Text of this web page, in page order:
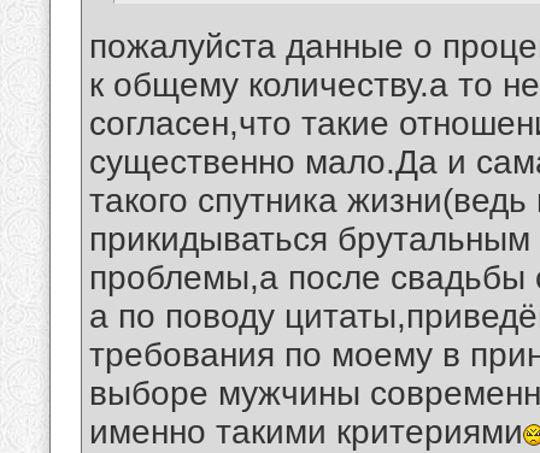
пожалуйста данные о
к общему количеству.а то
согласен,что такие
существенно мало.Да и
такого спутника
прикидываться
проблемы,а после свадьбы
а по поводу
требования по моему в
выборе мужчины
именно такими критериями